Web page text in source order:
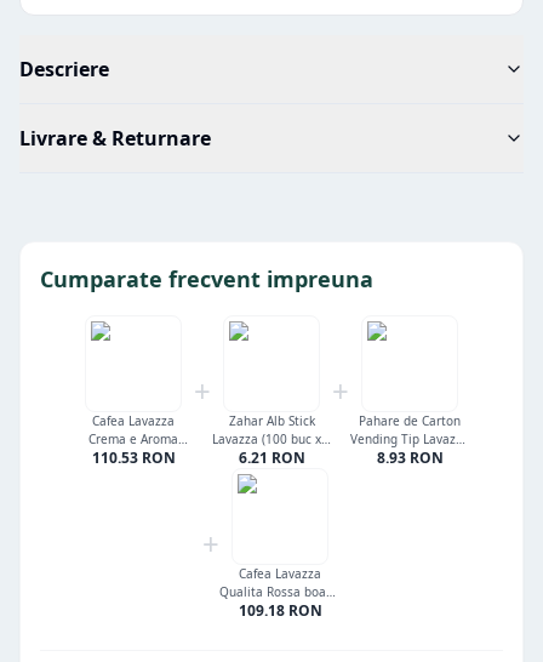
Descriere
Livrare & Returnare
Cumparate frecvent impreuna
Cafea Lavazza
Crema e Aroma
Espresso boabe 1 kg
110.53RON
+
Zahar Alb Stick
Lavazza (100 buc x 5
gr)
6.21 RON
+
Pahare de Carton
Vending Tip Lavazza
7 oz (50 buc/set)
8.93RON
+
Cafea Lavazza
Qualita Rossa boabe
1 kg
109.18RON